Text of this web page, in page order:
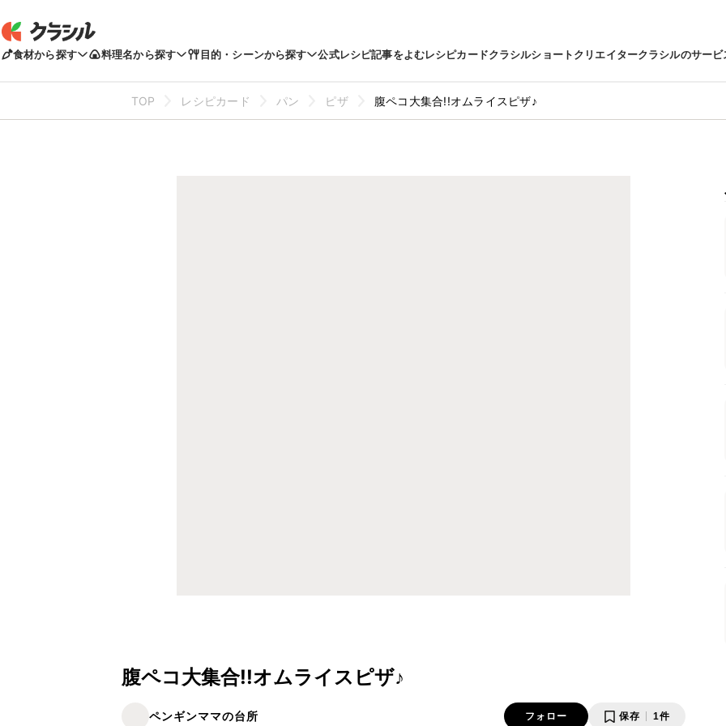
食材から探す 料理名から探す 目的・シーンから探す 公式レシピ記事をよむレシピカードクラシルショートクリエイタークラシルのサービ
TOP レシピカード パン ピザ 腹ペコ大集合!!オムライスピザ♪
腹ペコ大集合!!オムライスピザ♪
ペンギンママの台所 フォロー 保存 1件